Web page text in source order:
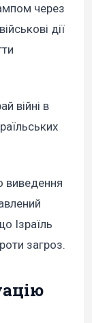
через
дії
війні в
виведення
Ізраїль
загроз.